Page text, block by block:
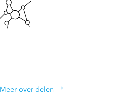
Meer over delen